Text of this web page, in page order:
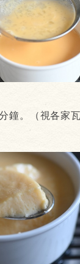
鐘。（視各家